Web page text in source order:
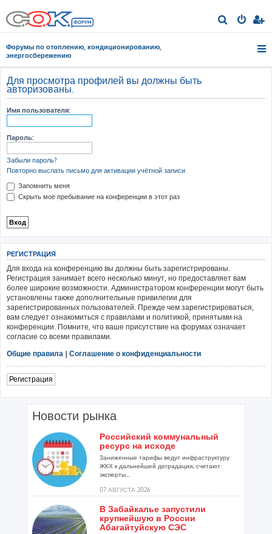
о
Форумы по отоплению, кондиционированию,
энергосбережению
Для просмотра профилей вы должны быть
авторизованы.
Имя пользователя:
Пароль:
Забыли пароль?
Повторно выслать письмо для активации учётной записи
Запомнить меня
Скрыть моё пребывание на конференции в этот раз
РЕГИСТРАЦИЯ
Для входа на конференцию вы должны быть зарегистрированы.
Регистрация занимает всего несколько минут, но предоставляет вам
более широкие возможности. Администратором конференции могут быть
установлены также дополнительные привилегии для
зарегистрированных пользователей. Прежде чем зарегистрироваться,
вам следует ознакомиться с правилами и политикой, принятыми на
конференции. Помните, что ваше присутствие на форумах означает
согласие со всеми правилами.
Общие правила | Соглашение о конфиденциальности
Регистрация
Новости рынка
Российский коммунальный
ресурс на исходе
Заниженные тарифы ведут инфраструктуру
ЖКХ к дальнейшей деградации, считают
эксперты...
07 АВГУСТА 2026
В Забайкалье запустили
крупнейшую в России
Абагайтуйскую СЭС